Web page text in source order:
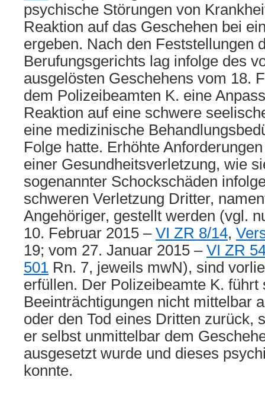
psychische Störungen von
Reaktion auf das Geschehen bei
ergeben. Nach den Feststellungen
Berufungsgerichts lag infolge des
ausgelösten Geschehens vom 18.
dem Polizeibeamten K. eine
Reaktion auf eine schwere
eine medizinische
Folge hatte. Erhöhte
einer Gesundheitsverletzung, wie
sogenannter Schockschäden
schweren Verletzung Dritter,
Angehöriger, gestellt werden (vgl.
10. Februar 2015 – VI ZR 8/14,
19; vom 27. Januar 2015 – VI ZR
501 Rn. 7, jeweils mwN), sind
erfüllen. Der Polizeibeamte K. führt
Beeinträchtigungen nicht mittelbar
oder den Tod eines Dritten zurück,
er selbst unmittelbar dem
ausgesetzt wurde und dieses
konnte.